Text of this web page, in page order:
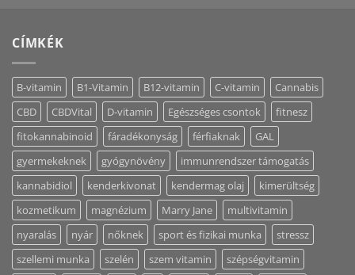
CÍMKÉK
B-vitamin B1-Vitamin B12-vitamin C-vitamin
Cannabis
CBD
CBDVital D-vitamin Egészséges csontok
fitnesz
fitokannabinoid
fáradékonyság férfiaknak
GAL
gyermekeknek
gyógynövény
immunrendszer támogatás
kannabidiol
kenderkivonat kendermag olaj
kimerültség
kozmetikum
magnézium Marry Jane
multivitamin
nyaralás
nyár nőknek sport és fizikai munka
stressz
szellemi munka
szelén szem vitamin
szépségvitamin